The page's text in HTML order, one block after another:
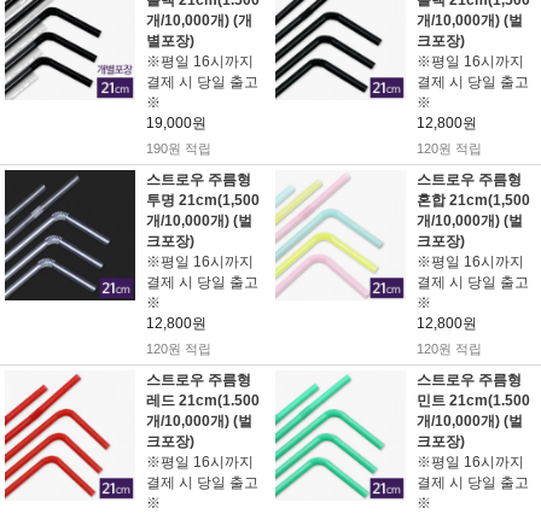
개/10,000개) (개
별포장)
※평일 16시까지
결제 시 당일 출고
※
19,000원
190원 적립
개/10,000개) (벌
크포장)
※평일 16시까지
결제 시 당일 출고
※
12,800원
120원 적립
스트로우 주름형
투명 21cm(1,500
개/10,000개) (벌
크포장)
※평일 16시까지
결제 시 당일 출고
※
12,800원
120원 적립
스트로우 주름형
혼합 21cm(1,500
개/10,000개) (벌
크포장)
※평일 16시까지
결제 시 당일 출고
※
12,800원
120원 적립
스트로우 주름형
레드 21cm(1.500
개/10,000개) (벌
크포장)
※평일 16시까지
결제 시 당일 출고
※
스트로우 주름형
민트 21cm(1.500
개/10,000개) (벌
크포장)
※평일 16시까지
결제 시 당일 출고
※